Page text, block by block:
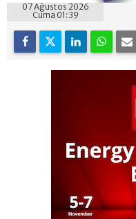
07 Ağustos 2026
Cuma 01:39